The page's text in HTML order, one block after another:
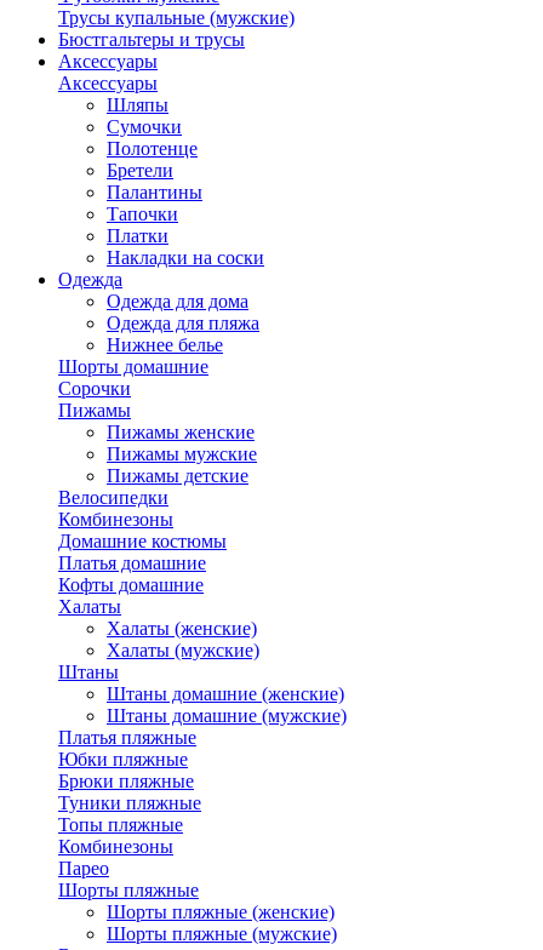
Трусы купальные (мужские)
Бюстгальтеры и трусы
Аксессуары
Аксессуары
Шляпы
Сумочки
Полотенце
Бретели
Палантины
Тапочки
Платки
Накладки на соски
Одежда
Одежда для дома
Одежда для пляжа
Нижнее белье
Шорты домашние
Сорочки
Пижамы
Пижамы женские
Пижамы мужские
Пижамы детские
Велосипедки
Комбинезоны
Домашние костюмы
Платья домашние
Кофты домашние
Халаты
Халаты (женские)
Халаты (мужские)
Штаны
Штаны домашние (женские)
Штаны домашние (мужские)
Платья пляжные
Юбки пляжные
Брюки пляжные
Туники пляжные
Топы пляжные
Комбинезоны
Парео
Шорты пляжные
Шорты пляжные (женские)
Шорты пляжные (мужские)